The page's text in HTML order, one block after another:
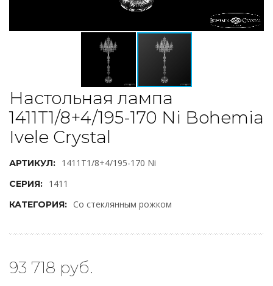
Настольная лампа
1411T1/8+4/195-170 Ni Bohemia
Ivele Crystal
АРТИКУЛ: 1411T1/8+4/195-170 Ni
СЕРИЯ: 1411
КАТЕГОРИЯ: Со стеклянным рожком
93 718 руб.